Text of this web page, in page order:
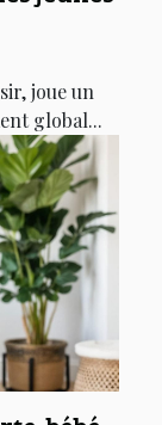
joue un
global...